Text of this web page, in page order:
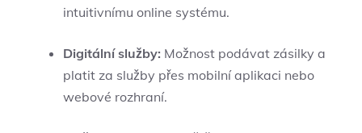
intuitivnímu online systému.
Digitální služby: Možnost podávat zásilky a
platit za služby přes mobilní aplikaci nebo
webové rozhraní.